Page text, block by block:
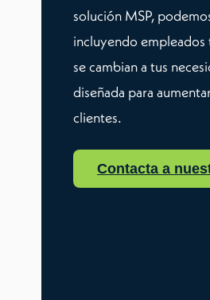
solución MSP,
incluyendo empleados
se cambian a tus
diseñada para
clientes.
Contacta a